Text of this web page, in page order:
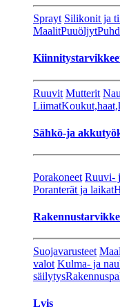
Sprayt Silikonit ja
MaalitPuuöljyt
Ruuvit Mutterit
Liimat
Sähkö-ja
Porakoneet Ruuvi-
Poranterät ja laikat
Suojavarusteet
valot Kulma- ja
säilytys
Lvis